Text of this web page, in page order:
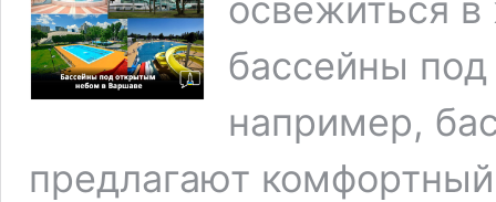
освежиться
бассейны
например,
предлагают